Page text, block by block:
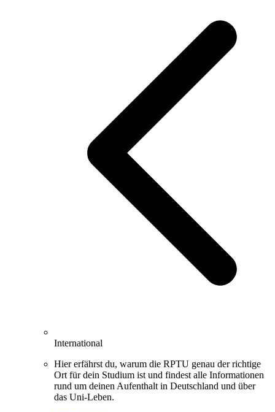
International
Hier erfährst du, warum die RPTU genau der richtige
Ort für dein Studium ist und findest alle Informationen
rund um deinen Aufenthalt in Deutschland und über
das Uni-Leben.